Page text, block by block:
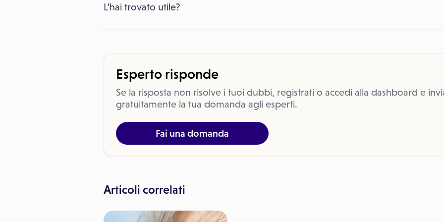
L’hai trovato utile?
Esperto risponde
Se la risposta non risolve i tuoi dubbi, registrati o accedi alla dashboard e
gratuitamente la tua domanda agli esperti.
Fai una domanda
Articoli correlati